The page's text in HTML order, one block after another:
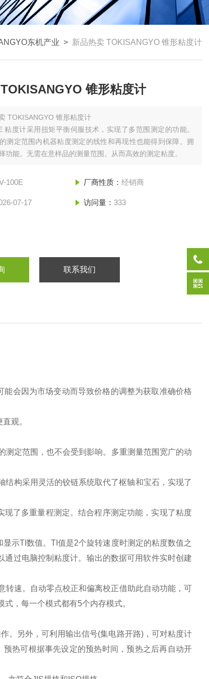
东机产业 > 新品热卖 TOKISANGYO 锥形粘度计
锥形粘度计
TOKISANGYO 锥形粘度计
粘度计采用扭矩平衡伺服技术，实现了多范围测定的功能。
测定范围内机器粘度测定的线性和再现性也能得到保障。拥
功能。无需在意样品的测量范围。从而高效的测定粘度。
100E 厂商性质： 经销商
07-17 访问量： 333
联系我们
会因为市场变动而导致价格的调整为获取准确价格
观。
测定范围，也不会受到影响。多重测量范围宽广的动
构采用灵活的铰链系统取代了枢轴和宝石，实现了
了多重量程测定。结合程序测定功能，实现了粘度
示TI数值。TI值是2个旋转速度时测定的粘度数值之
过电脑控制粘度计。输出的数据可用软件实时创建
转速。自动零点校正和偏离校正借助此自动功能，可
，每一个模式都有5个内存模式。
。另外，可利用输出信号(集电路开路)，可对粘度计
热可根据事先设定的预热时间，预热之后再自动开